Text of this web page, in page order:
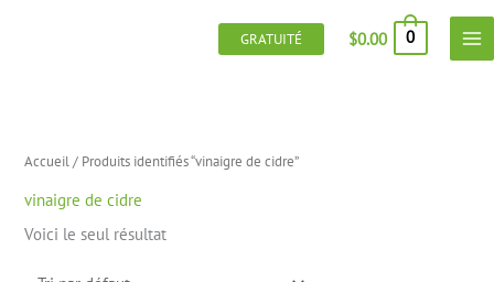
GRATUITÉ $0.00 0
Accueil/ Produits identifiés “vinaigre de cidre”
vinaigre de cidre
Voici le seul résultat